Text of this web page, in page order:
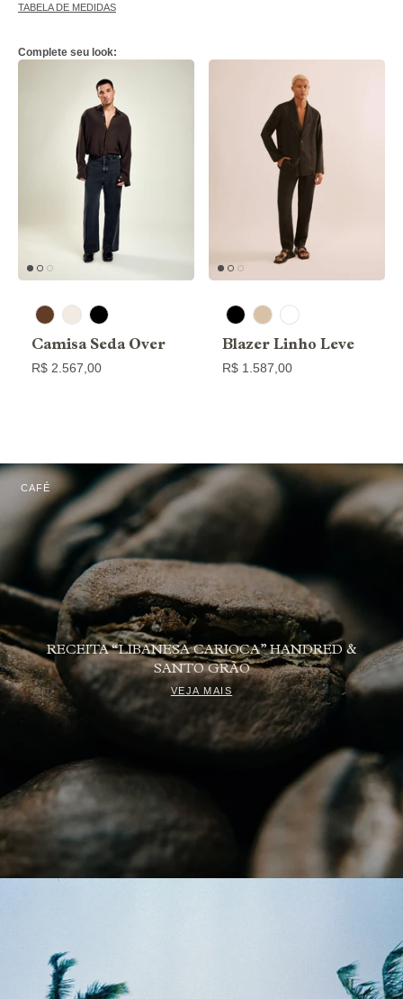
TABELA DE MEDIDAS
Complete seu look:
Camisa Seda Over
R$ 2.567,00
Blazer Linho Leve
R$ 1.587,00
CAFÉ
RECEITA “LIBANESA CARIOCA” HANDRED &
SANTO GRÃO
VEJA MAIS